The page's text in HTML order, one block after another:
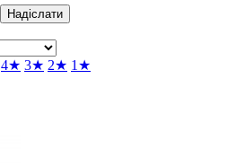
Надіслати
4★ 3★ 2★ 1★